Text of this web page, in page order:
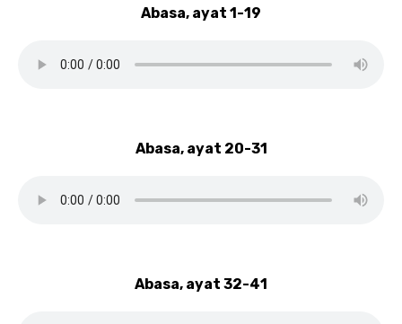
Abasa, ayat 1-19
Abasa, ayat 20-31
Abasa, ayat 32-41